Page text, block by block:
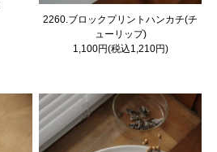
2260.ブロックプリントハンカチ(チ
ューリップ)
1,100円(税込1,210円)